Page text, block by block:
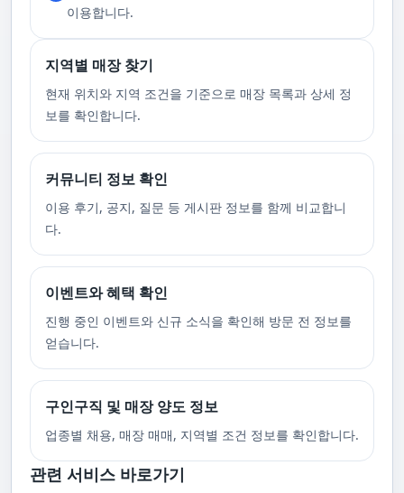
이용합니다.
지역별 매장 찾기
현재 위치와 지역 조건을 기준으로 매장 목록과 상세 정
보를 확인합니다.
커뮤니티 정보 확인
이용 후기, 공지, 질문 등 게시판 정보를 함께 비교합니
다.
이벤트와 혜택 확인
진행 중인 이벤트와 신규 소식을 확인해 방문 전 정보를
얻습니다.
구인구직 및 매장 양도 정보
업종별 채용, 매장 매매, 지역별 조건 정보를 확인합니다.
관련 서비스 바로가기